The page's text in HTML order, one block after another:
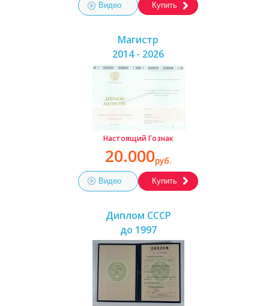
Видео Купить
Магистр
2014 - 2026
Настоящий Гознак
20.000руб.
Видео Купить
Диплом СССР
до 1997